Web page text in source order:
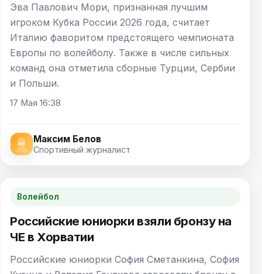
Эва Павлович Мори, признанная лучшим
игроком Кубка России 2026 года, считает
Италию фаворитом предстоящего чемпионата
Европы по волейболу. Также в числе сильных
команд она отметила сборные Турции, Сербии
и Польши.
17 Мая 16:38
Максим Белов
Спортивный журналист
Волейбол
Российские юниорки взяли бронзу на
ЧЕ в Хорватии
Российские юниорки София Сметанкина, София